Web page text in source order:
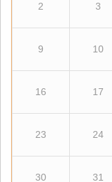
2 3
9 10
16 17
23 24
30 31